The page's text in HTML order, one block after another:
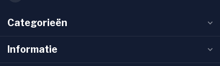
Categorieën
Informatie